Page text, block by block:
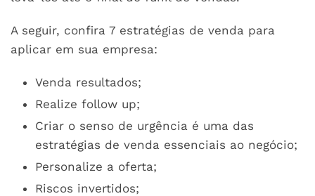
A seguir, confira 7 estratégias de venda para
aplicar em sua empresa:
Venda resultados;
Realize follow up;
Criar o senso de urgência é uma das
estratégias de venda essenciais ao negócio;
Personalize a oferta;
Riscos invertidos;